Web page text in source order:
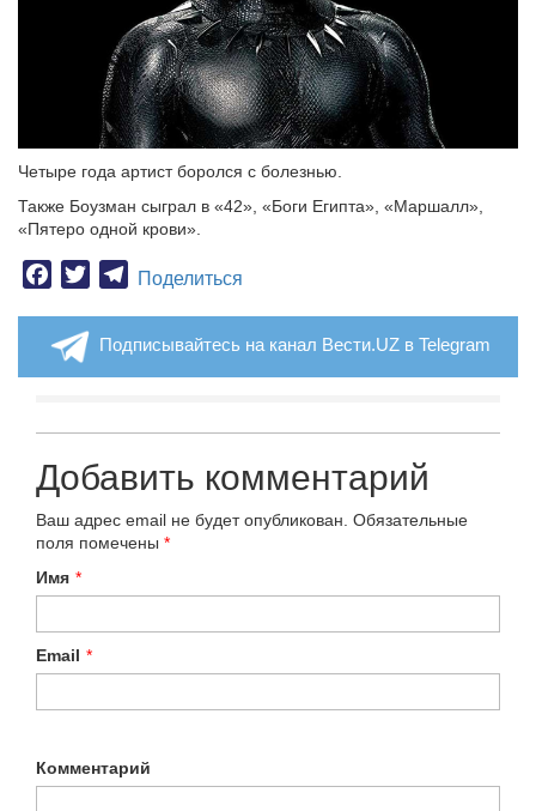
Четыре года артист боролся с болезнью.
Также Боузман сыграл в «42», «Боги Египта», «Маршалл»,
«Пятеро одной крови».
Facebook
TwitterTelegram
Поделиться
Подписывайтесь на канал Вести.UZ в Telegram
Добавить комментарий
Ваш адрес email не будет опубликован. Обязательные
поля помечены *
Имя *
Email *
Комментарий